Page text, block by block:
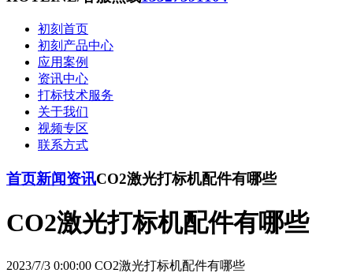
初刻首页
初刻产品中心
应用案例
资讯中心
打标技术服务
关于我们
视频专区
联系方式
首页新闻资讯CO2激光打标机配件有哪些
CO2激光打标机配件有哪些
2023/7/3 0:00:00 CO2激光打标机配件有哪些